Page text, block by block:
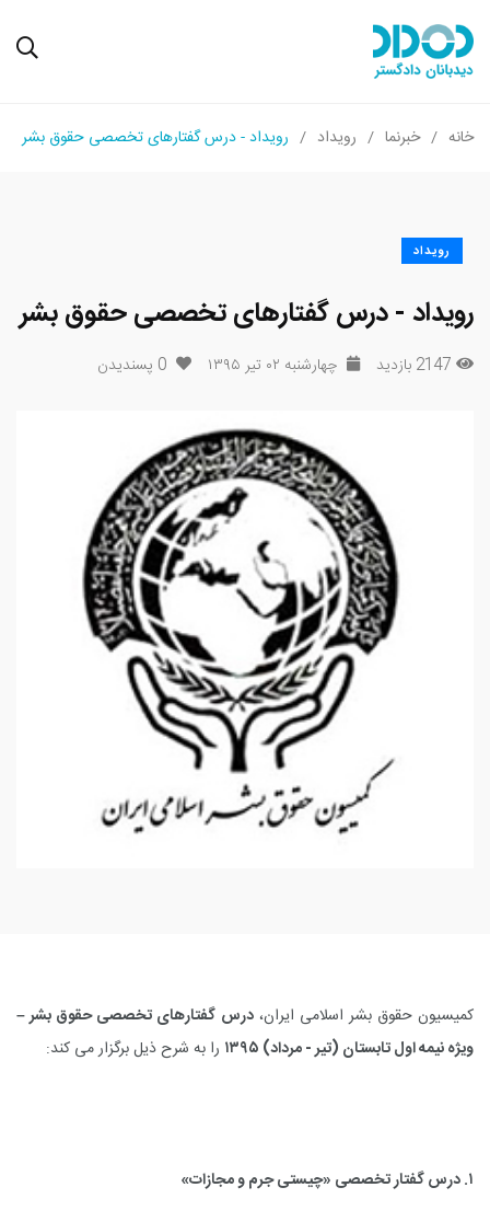
خانه خبرنما رویداد رویداد - درس گفتارهای تخصصی حقوق بشر
رویداد
رویداد - درس گفتارهای تخصصی حقوق بشر
2147 بازدید چهارشنبه ۰۲ تیر ۱۳۹۵ 0 پسندیدن
کمیسیون حقوق بشر اسلامی ایران،درس گفتارهای تخصصی حقوق بشر –
ویژه نیمه اول تابستان (تیر - مرداد) ۱۳۹۵
را به شرح ذیل برگزار می کند:
۱. درس گفتار تخصصی «چیستی جرم و مجازات»